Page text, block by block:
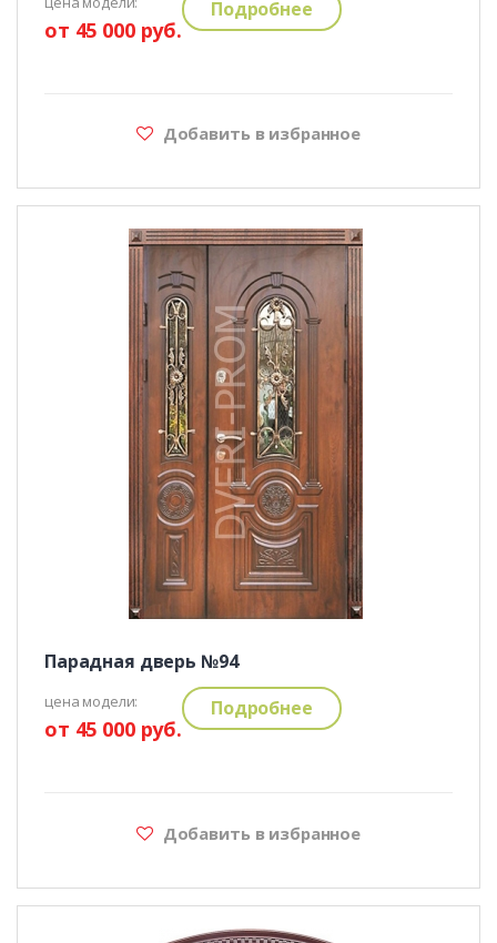
от 45 000 руб.
Подробнее
Добавить в избранное
Парадная дверь №94
цена модели:
от 45 000 руб.
Подробнее
Добавить в избранное